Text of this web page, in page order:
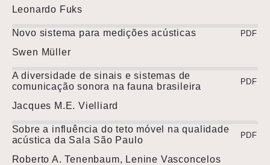
Leonardo Fuks
Novo sistema para medições acústicas PDF
Swen Müller
A diversidade de sinais e sistemas de
comunicação sonora na fauna brasileira
PDF
Jacques M.E. Vielliard
Sobre a influência do teto móvel na qualidade
acústica da Sala São Paulo
PDF
Roberto A. Tenenbaum, Lenine Vasconcelos